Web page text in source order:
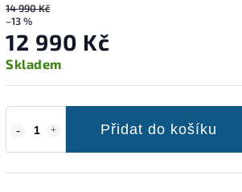
14 990 Kč
–13 %
12 990 Kč
Skladem
Přidat do košíku